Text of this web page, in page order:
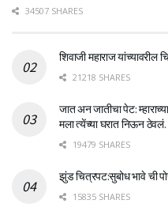
34507 SHARES
शिवाजी महाराज
21218 SHARES
जात अन जातीचा पेट:
मला त्येंच्या घरात निऊन ठेवलं.
19479 SHARES
झुंड चित्रपट:सुबोध भावे ची
15835 SHARES